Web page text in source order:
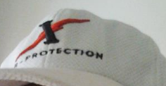
實施計畫」